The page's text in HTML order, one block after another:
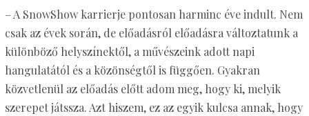
– A SnowShow karrierje pontosan harminc éve indult. Nem
csak az évek során, de előadásról előadásra változtatunk a
különböző helyszínektől, a művészeink adott napi
hangulatától és a közönségtől is függően. Gyakran
közvetlenül az előadás előtt adom meg, hogy ki, melyik
szerepet játssza. Azt hiszem, ez az egyik kulcsa annak, hogy